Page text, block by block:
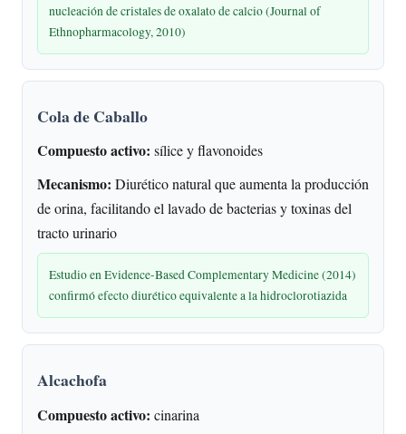
nucleación de cristales de oxalato de calcio (Journal of
Ethnopharmacology, 2010)
Cola de Caballo
Compuesto activo: sílice y flavonoides
Mecanismo: Diurético natural que aumenta la producción
de orina, facilitando el lavado de bacterias y toxinas del
tracto urinario
Estudio en Evidence-Based Complementary Medicine (2014)
confirmó efecto diurético equivalente a la hidroclorotiazida
Alcachofa
Compuesto activo: cinarina